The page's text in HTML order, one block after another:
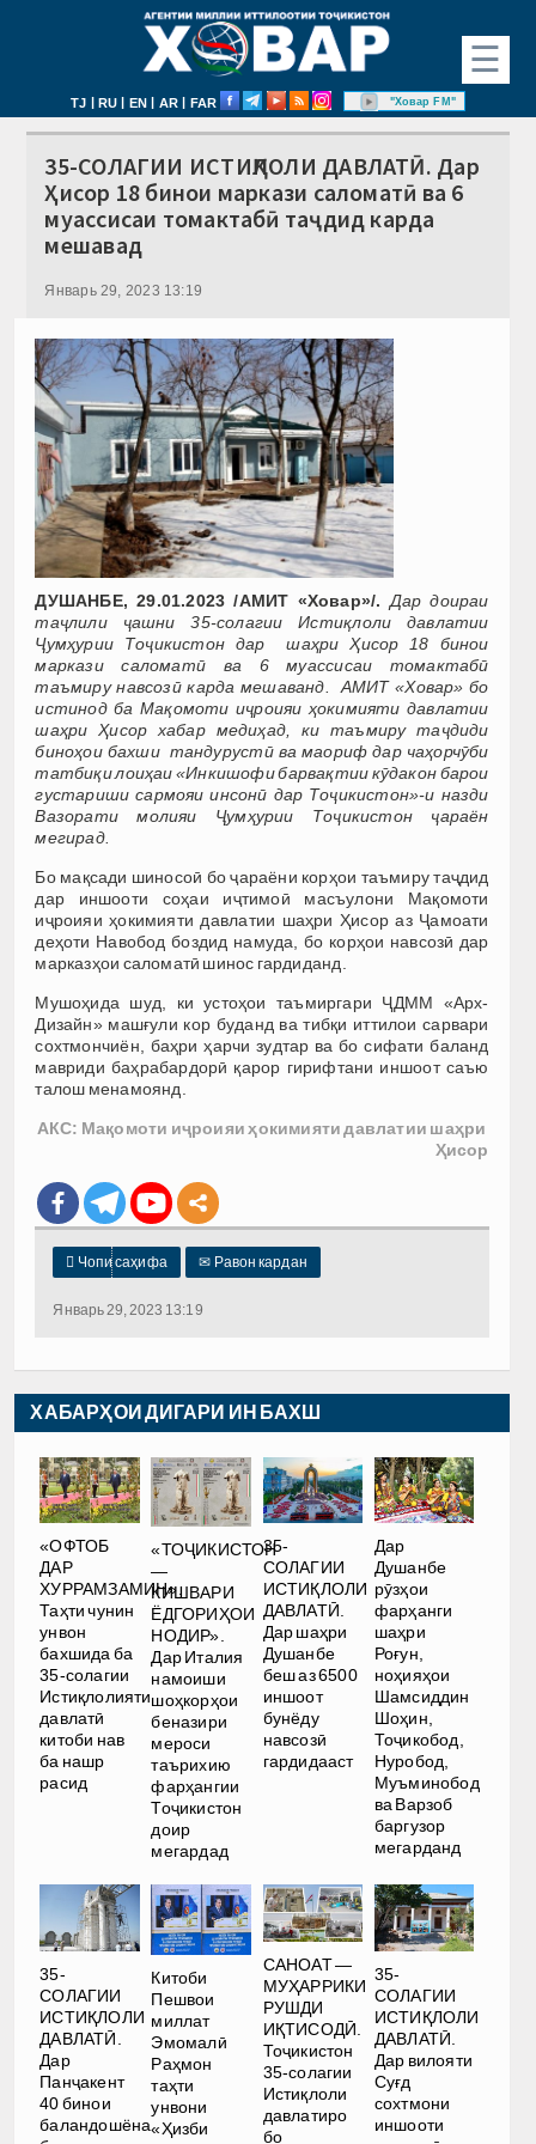
☰
TJ | RU | EN | AR | FAR "Ховар FM"
35-СОЛАГИИ ИСТИҚЛОЛИ ДАВЛАТӢ. Дар
Ҳисор 18 бинои маркази саломатӣ ва 6
муассисаи томактабӣ таҷдид карда
мешавад
Январь 29, 2023 13:19
ДУШАНБЕ, 29.01.2023 /АМИТ «Ховар»/. Дар доираи
таҷлили ҷашни 35-солагии Истиқлоли давлатии
Ҷумҳурии Тоҷикистон дар шаҳри Ҳисор 18 бинои
маркази саломатӣ ва 6 муассисаи томактабӣ
таъмиру навсозӣ карда мешаванд. АМИТ «Ховар» бо
истинод ба Мақомоти иҷроияи ҳокимияти давлатии
шаҳри Ҳисор хабар медиҳад, ки таъмиру таҷдиди
биноҳои бахши тандурустӣ ва маориф дар чаҳорчӯби
татбиқи лоиҳаи «Инкишофи барвақтии кӯдакон барои
густариши сармояи инсонӣ дар Тоҷикистон»-и назди
Вазорати молияи Ҷумҳурии Тоҷикистон ҷараён
мегирад.
Бо мақсади шиносоӣ бо ҷараёни корҳои таъмиру таҷдид
дар иншооти соҳаи иҷтимоӣ масъулони Мақомоти
иҷроияи ҳокимияти давлатии шаҳри Ҳисор аз Ҷамоати
деҳоти Навобод боздид намуда, бо корҳои навсозӣ дар
марказҳои саломатӣ шинос гардиданд.
Мушоҳида шуд, ки устоҳои таъмиргари ҶДММ «Арх-
Дизайн» машғули кор буданд ва тибқи иттилои сарвари
сохтмончиён, баҳри ҳарчи зудтар ва бо сифати баланд
мавриди баҳрабардорӣ қарор гирифтани иншоот саъю
талош менамоянд.
АКС: Мақомоти иҷроияи ҳокимияти давлатии шаҳри
Ҳисор
 Чопи саҳифа ✉ Равон кардан
Январь 29, 2023 13:19
ХАБАРҲОИ ДИГАРИ ИН БАХШ
«ОФТОБ
ДАР
ХУРРАМЗАМИН».
Таҳти чунин
унвон
бахшида ба
35-солагии
Истиқлолияти
давлатӣ
китоби нав
ба нашр
расид
«ТОҶИКИСТОН
—
КИШВАРИ
ЁДГОРИҲОИ
НОДИР».
Дар Италия
намоиши
шоҳкорҳои
беназири
мероси
таърихию
фарҳангии
Тоҷикистон
доир
мегардад
35-
СОЛАГИИ
ИСТИҚЛОЛИ
ДАВЛАТӢ.
Дар шаҳри
Душанбе
беш аз 6500
иншоот
бунёду
навсозӣ
гардидааст
Дар
Душанбе
рӯзҳои
фарҳанги
шаҳри
Роғун,
ноҳияҳои
Шамсиддин
Шоҳин,
Тоҷикобод,
Нуробод,
Муъминобод
ва Варзоб
баргузор
мегарданд
35-
СОЛАГИИ
ИСТИҚЛОЛИ
ДАВЛАТӢ.
Дар
Панҷакент
40 бинои
баландошёна
Китоби
Пешвои
миллат
Эмомалӣ
Раҳмон
таҳти
унвони
«Ҳизби
САНОАТ —
МУҲАРРИКИ
РУШДИ
ИҚТИСОДӢ.
Тоҷикистон
35-солагии
Истиқлоли
давлатиро
бо
35-
СОЛАГИИ
ИСТИҚЛОЛИ
ДАВЛАТӢ.
Дар вилояти
Суғд
сохтмони
иншооти